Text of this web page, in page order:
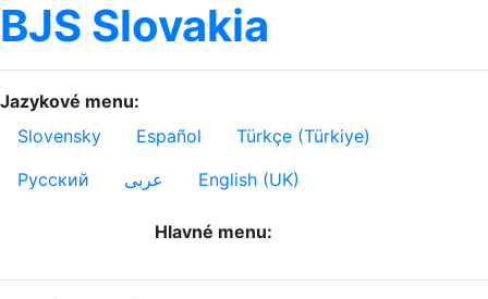
BJS Slovakia
Jazykové menu:
Slovensky
Español
Türkçe (Türkiye)
Русский
عربى English (UK)
Hlavné menu: